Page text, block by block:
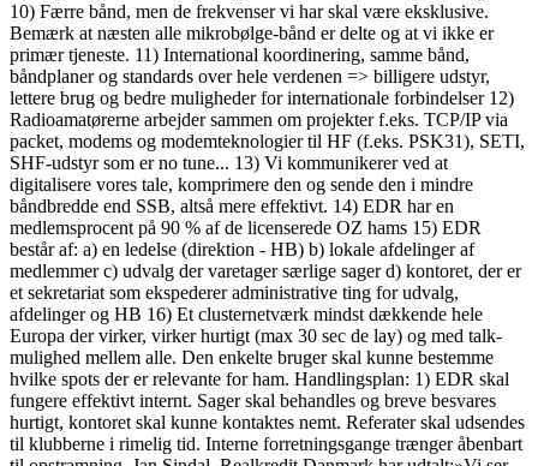
10) Færre bånd, men de frekvenser vi har skal være eksklusive.
Bemærk at næsten alle mikrobølge-bånd er delte og at vi ikke er
primær tjeneste. 11) International koordinering, samme bånd,
båndplaner og standards over hele verdenen => billigere udstyr,
lettere brug og bedre muligheder for internationale forbindelser 12)
Radioamatørerne arbejder sammen om projekter f.eks. TCP/IP via
packet, modems og modemteknologier til HF (f.eks. PSK31), SETI,
SHF-udstyr som er no tune... 13) Vi kommunikerer ved at
digitalisere vores tale, komprimere den og sende den i mindre
båndbredde end SSB, altså mere effektivt. 14) EDR har en
medlemsprocent på 90 % af de licenserede OZ hams 15) EDR
består af: a) en ledelse (direktion - HB) b) lokale afdelinger af
medlemmer c) udvalg der varetager særlige sager d) kontoret, der er
et sekretariat som ekspederer administrative ting for udvalg,
afdelinger og HB 16) Et clusternetværk mindst dækkende hele
Europa der virker, virker hurtigt (max 30 sec de lay) og med talk-
mulighed mellem alle. Den enkelte bruger skal kunne bestemme
hvilke spots der er relevante for ham. Handlingsplan: 1) EDR skal
fungere effektivt internt. Sager skal behandles og breve besvares
hurtigt, kontoret skal kunne kontaktes nemt. Referater skal udsendes
til klubberne i rimelig tid. Interne forretningsgange trænger åbenbart